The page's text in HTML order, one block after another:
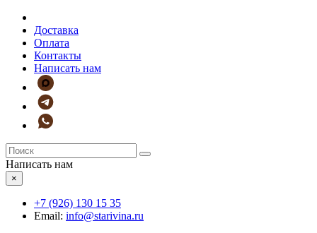
Доставка
Оплата
Контакты
Написать нам
Написать нам
×
+7 (926) 130 15 35
Email: info@starivina.ru